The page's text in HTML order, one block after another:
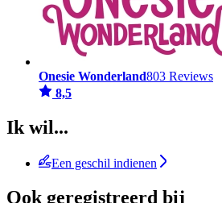
Onesie Wonderland803 Reviews
8,5
Ik wil...
Een geschil indienen
Ook geregistreerd bij